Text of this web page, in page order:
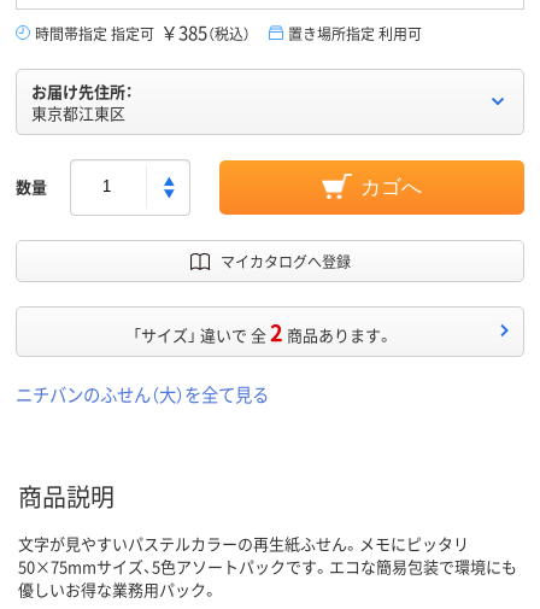
時間帯指定 指定可 ￥385（税込） 置き場所指定 利用可
お届け先住所：
東京都江東区
数量 カゴへ
マイカタログへ登録
「サイズ」 違いで 全2 商品あります。
ニチバンのふせん（大）を全て見る
商品説明
文字が見やすいパステルカラーの再生紙ふせん。メモにピッタリ
50×75mmサイズ、5色アソートパックです。エコな簡易包装で環境にも
優しいお得な業務用パック。